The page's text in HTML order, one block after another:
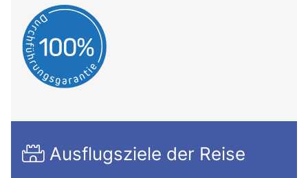
Ausflugsziele der Reise